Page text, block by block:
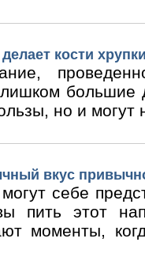
кости
большие
но и могут
вкус
себе
пить этот
моменты,